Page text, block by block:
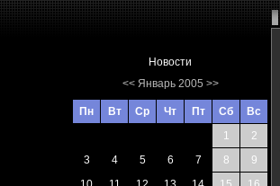
Новости
<< Январь 2005 >>
Пн Вт Ср Чт Пт Сб
Вс
1
2
3
4 5 6 7 8
9